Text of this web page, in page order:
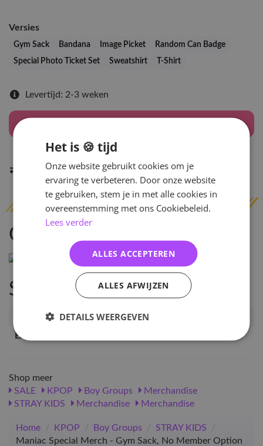
Versies
Gym Sack Bandana Image Picket
Random Can Badge
Special Photo Ticket Set
Sweatshirt T-Shirt
Levertijd: 2-3 weken
Indien op voorraadbinnen 2 werkdagenverzonden
Omschrijving
Specificaties
Artikelnummer
46545
EAN nummer
Shop meer
SALE
KPOP Boy Groups
Merchandise
STRAY KIDS
Merchandise Merchandise
Home / KPOP / Boy Groups / STRAY KIDS
/
Maniac Special Merch - Gym Sack, No Member Option
Het is 🍪 tijd
Onze website gebruikt cookies om je
ervaring te verbeteren. Door onze website
te gebruiken, stem je in met alle cookies in
overeenstemming met ons Cookiebeleid.
Lees verder
ALLES ACCEPTEREN
ALLES AFWIJZEN
DETAILS WEERGEVEN